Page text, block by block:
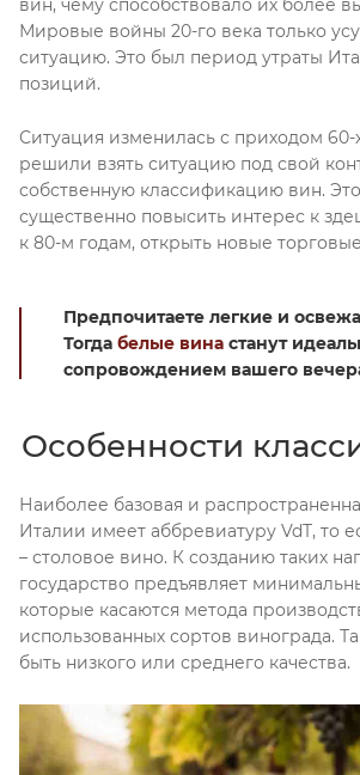
вин, чему способствовало их более
Мировые войны 20-го века только
ситуацию. Это был период утраты
позиций.
Ситуация изменилась с приходом 60-
решили взять ситуацию под свой
собственную классификацию вин.
существенно повысить интерес к
к 80-м годам, открыть новые
Предпочитаете легкие и
Тогда белые вина станут
сопровождением вашего
Особенности
Наиболее базовая и
Италии имеет аббревиатуру VdT, то
– столовое вино. К созданию таких
государство предъявляет
которые касаются метода
использованных сортов винограда.
быть низкого или среднего качества.